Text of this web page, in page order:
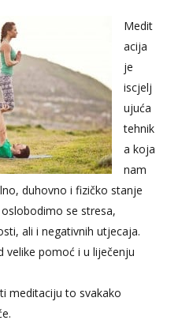
Medit
acija
je
iscjelj
ujuća
tehnik
a koja
nam
duhovno i fizičko stanje
se stresa,
ali i negativnih utjecaja.
velike pomoć i u liječenju
meditaciju to svakako